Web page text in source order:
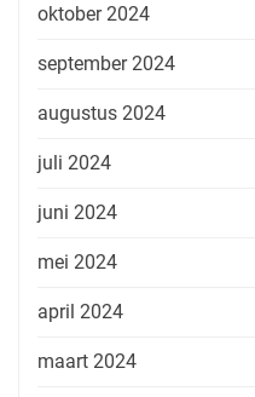
oktober 2024
september 2024
augustus 2024
juli 2024
juni 2024
mei 2024
april 2024
maart 2024